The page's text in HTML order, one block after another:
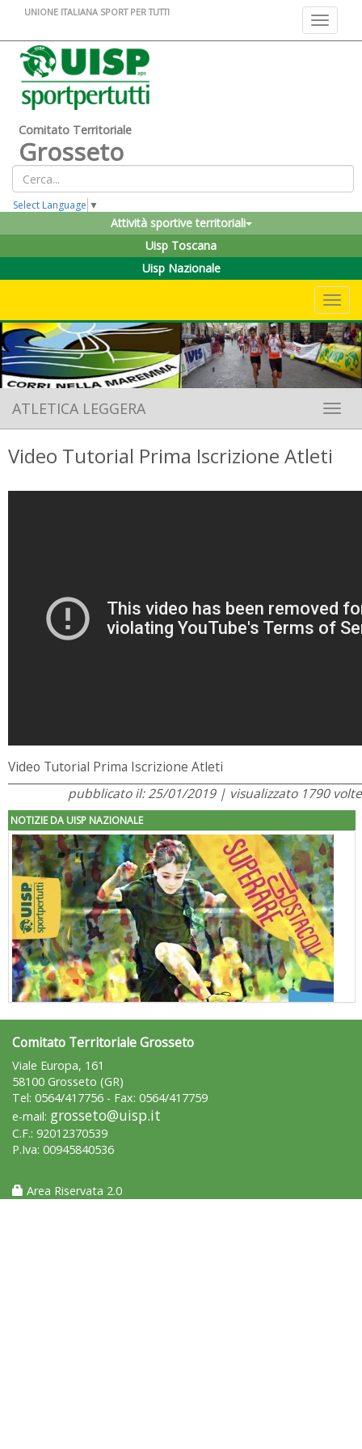
Toggle
UNIONE ITALIANA SPORT PER TUTTI
Comitato Territoriale
Grosseto
Select Language ▼
Attività sportive territoriali
Uisp Toscana
Uisp Nazionale
ATLETICA LEGGERA
Video Tutorial Prima Iscrizione Atleti
Video Tutorial Prima Iscrizione Atleti
pubblicato il: 25/01/2019 | visualizzato 1790 volte
NOTIZIE DA UISP NAZIONALE
"Superare gli ostacoli": la relazione di Tiziano Pesce al CN Uisp
Comitato Territoriale Grosseto
Viale Europa, 161
58100 Grosseto (GR)
Tel: 0564/417756 - Fax: 0564/417759
e-mail: grosseto@uisp.it
C.F.: 92012370539
P.Iva: 00945840536
Area Riservata 2.0